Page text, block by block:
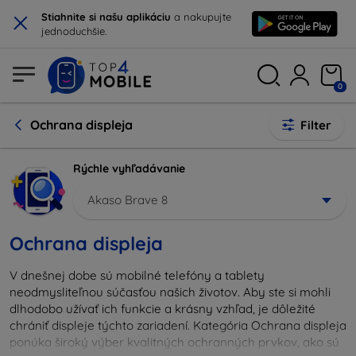
× Stiahnite si našu aplikáciu a nakupujte
jednoduchšie.
0
Ochrana displeja Filter
Rýchle vyhľadávanie
Akaso Brave 8
Ochrana displeja
V dnešnej dobe sú mobilné telefóny a tablety
neodmysliteľnou súčasťou našich životov. Aby ste si mohli
dlhodobo užívať ich funkcie a krásny vzhľad, je dôležité
chrániť displeje týchto zariadení. Kategória Ochrana displeja
ponúka široký výber kvalitných ochranných prvkov, ako sú